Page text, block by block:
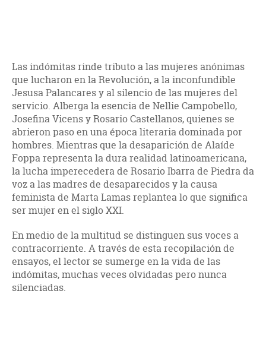
Las indómitas rinde tributo a las mujeres anónimas
que lucharon en la Revolución, a la inconfundible
Jesusa Palancares y al silencio de las mujeres del
servicio. Alberga la esencia de Nellie Campobello,
Josefina Vicens y Rosario Castellanos, quienes se
abrieron paso en una época literaria dominada por
hombres. Mientras que la desaparición de Alaíde
Foppa representa la dura realidad latinoamericana,
la lucha imperecedera de Rosario Ibarra de Piedra da
voz a las madres de desaparecidos y la causa
feminista de Marta Lamas replantea lo que significa
ser mujer en el siglo XXI.
En medio de la multitud se distinguen sus voces a
contracorriente. A través de esta recopilación de
ensayos, el lector se sumerge en la vida de las
indómitas, muchas veces olvidadas pero nunca
silenciadas.